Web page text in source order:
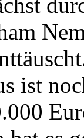
ist